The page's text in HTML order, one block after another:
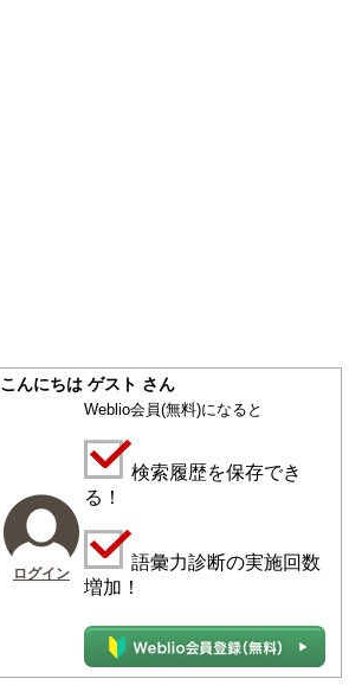
こんにちは ゲスト さん
ログイン
Weblio会員(無料)になると
検索履歴を保存でき
る！
語彙力診断の実施回数
増加！